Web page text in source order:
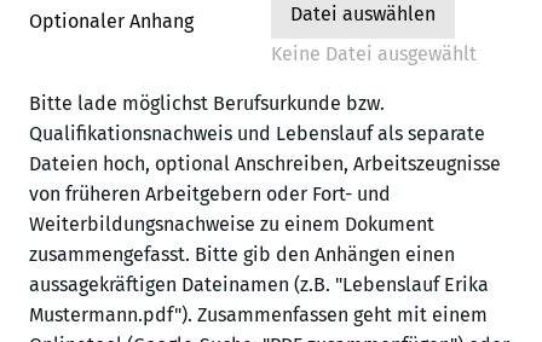
Optionaler Anhang
Datei auswählen
Keine Datei ausgewählt
Bitte lade möglichst Berufsurkunde bzw.
Qualifikationsnachweis und Lebenslauf als separate
Dateien hoch, optional Anschreiben, Arbeitszeugnisse
von früheren Arbeitgebern oder Fort- und
Weiterbildungsnachweise zu einem Dokument
zusammengefasst. Bitte gib den Anhängen einen
aussagekräftigen Dateinamen (z.B. "Lebenslauf Erika
Mustermann.pdf"). Zusammenfassen geht mit einem